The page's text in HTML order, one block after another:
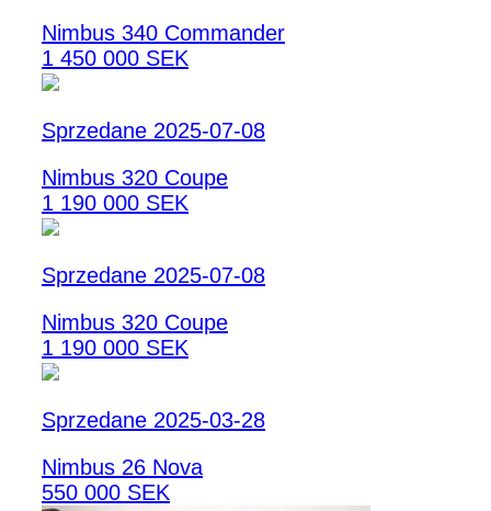
Nimbus 340 Commander
1 450 000 SEK
Sprzedane 2025-07-08
Nimbus 320 Coupe
1 190 000 SEK
Sprzedane 2025-07-08
Nimbus 320 Coupe
1 190 000 SEK
Sprzedane 2025-03-28
Nimbus 26 Nova
550 000 SEK